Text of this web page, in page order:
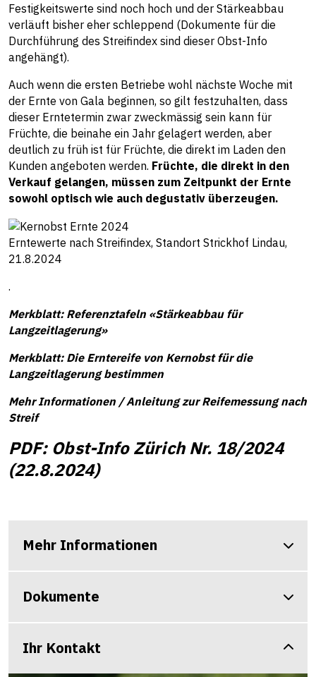
Festigkeitswerte sind noch hoch und der Stärkeabbau
verläuft bisher eher schleppend (Dokumente für die
Durchführung des Streifindex sind dieser Obst-Info
angehängt).
Auch wenn die ersten Betriebe wohl nächste Woche mit
der Ernte von Gala beginnen, so gilt festzuhalten, dass
dieser Erntetermin zwar zweckmässig sein kann für
Früchte, die beinahe ein Jahr gelagert werden, aber
deutlich zu früh ist für Früchte, die direkt im Laden den
Kunden angeboten werden. Früchte, die direkt in den
Verkauf gelangen, müssen zum Zeitpunkt der Ernte
sowohl optisch wie auch degustativ überzeugen.
Erntewerte nach Streifindex, Standort Strickhof Lindau,
21.8.2024
.
Merkblatt: Referenztafeln «Stärkeabbau für
Langzeitlagerung»
Merkblatt: Die Erntereife von Kernobst für die
Langzeitlagerung bestimmen
Mehr Informationen / Anleitung zur Reifemessung nach
Streif
PDF: Obst-Info Zürich Nr. 18/2024
(22.8.2024)
Mehr Informationen
Dokumente
Ihr Kontakt